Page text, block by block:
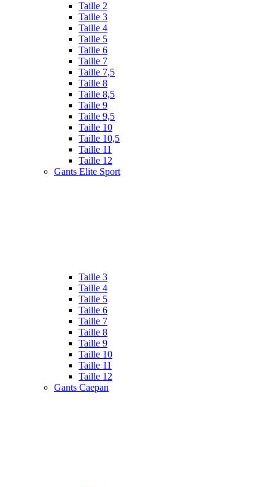
Taille 2
Taille 3
Taille 4
Taille 5
Taille 6
Taille 7
Taille 7,5
Taille 8
Taille 8,5
Taille 9
Taille 9,5
Taille 10
Taille 10,5
Taille 11
Taille 12
Gants Elite Sport
Taille 3
Taille 4
Taille 5
Taille 6
Taille 7
Taille 8
Taille 9
Taille 10
Taille 11
Taille 12
Gants Caepan